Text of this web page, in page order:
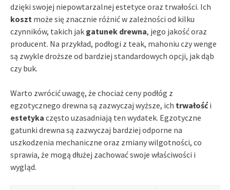
dzięki swojej niepowtarzalnej estetyce oraz trwałości. Ich
koszt może się znacznie różnić w zależności od kilku
czynników, takich jak gatunek drewna, jego jakość oraz
producent. Na przykład, podłogi z teak, mahoniu czy wenge
są zwykle droższe od bardziej standardowych opcji, jak dąb
czy buk.
Warto zwrócić uwagę, że chociaż ceny podłóg z
egzotycznego drewna są zazwyczaj wyższe, ich trwałośći
estetyka często uzasadniają ten wydatek. Egzotyczne
gatunki drewna są zazwyczaj bardziej odporne na
uszkodzenia mechaniczne oraz zmiany wilgotności, co
sprawia, że mogą dłużej zachować swoje właściwości i
wygląd.